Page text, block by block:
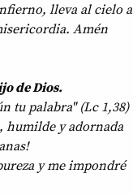
lleva al cielo a
Amén
de Dios.
tu palabra" (Lc 1,38)
humilde y adornada
y me impondré